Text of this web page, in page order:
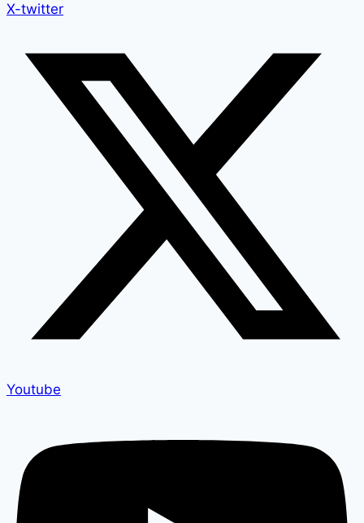
X-twitter
Youtube